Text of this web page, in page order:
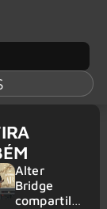
Alter
Bridge
compartilh